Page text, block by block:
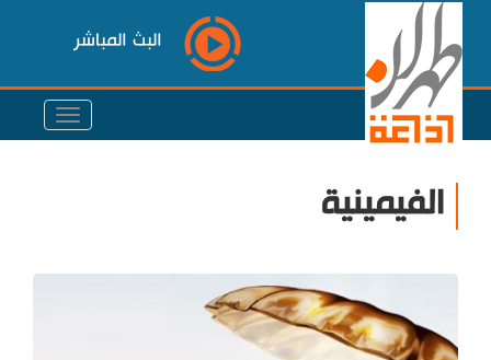
البث المباشر
الفيمينية